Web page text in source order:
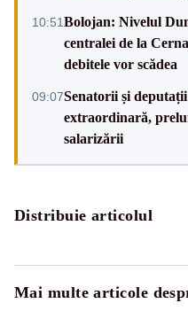
10:51Bolojan: Nivelul
centralei de la
debitele vor scădea
09:07Senatorii și
extraordinară,
salarizării
Distribuie articolul
Mai multe articole